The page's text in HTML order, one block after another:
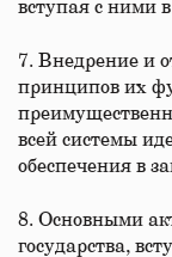
вступая с ними
7. Внедрение и
принципов их
всей системы
обеспечения в
8. Основными
государства,